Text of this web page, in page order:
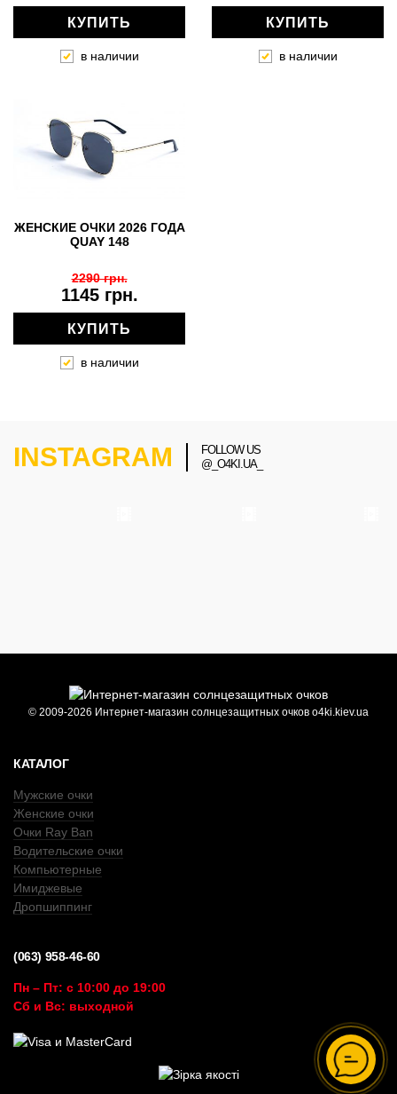
КУПИТЬ
в наличии
КУПИТЬ
в наличии
ЖЕНСКИЕ ОЧКИ 2026 ГОДА
QUAY 148
1145 грн.
2290 грн.
КУПИТЬ
в наличии
INSTAGRAM
FOLLOW US
@_O4KI.UA_
© 2009-2026 Интернет-магазин солнцезащитных очков o4ki.kiev.ua
КАТАЛОГ
Мужские очки
Женские очки
Очки Ray Ban
Водительские очки
Компьютерные
Имиджевые
Дропшиппинг
(063) 958-46-60
Пн – Пт: с 10:00 до 19:00
Сб и Вс: выходной